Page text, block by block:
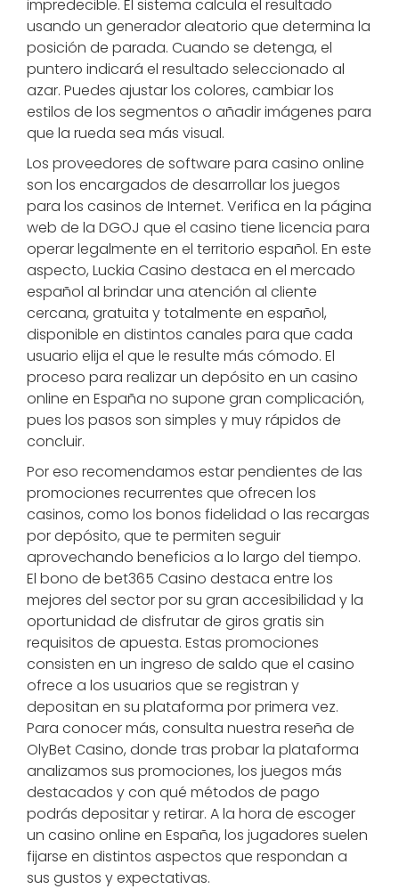
impredecible. El sistema calcula el resultado
usando un generador aleatorio que determina la
posición de parada. Cuando se detenga, el
puntero indicará el resultado seleccionado al
azar. Puedes ajustar los colores, cambiar los
estilos de los segmentos o añadir imágenes para
que la rueda sea más visual.
Los proveedores de software para casino online
son los encargados de desarrollar los juegos
para los casinos de Internet. Verifica en la página
web de la DGOJ que el casino tiene licencia para
operar legalmente en el territorio español. En este
aspecto, Luckia Casino destaca en el mercado
español al brindar una atención al cliente
cercana, gratuita y totalmente en español,
disponible en distintos canales para que cada
usuario elija el que le resulte más cómodo. El
proceso para realizar un depósito en un casino
online en España no supone gran complicación,
pues los pasos son simples y muy rápidos de
concluir.
Por eso recomendamos estar pendientes de las
promociones recurrentes que ofrecen los
casinos, como los bonos fidelidad o las recargas
por depósito, que te permiten seguir
aprovechando beneficios a lo largo del tiempo.
El bono de bet365 Casino destaca entre los
mejores del sector por su gran accesibilidad y la
oportunidad de disfrutar de giros gratis sin
requisitos de apuesta. Estas promociones
consisten en un ingreso de saldo que el casino
ofrece a los usuarios que se registran y
depositan en su plataforma por primera vez.
Para conocer más, consulta nuestra reseña de
OlyBet Casino, donde tras probar la plataforma
analizamos sus promociones, los juegos más
destacados y con qué métodos de pago
podrás depositar y retirar. A la hora de escoger
un casino online en España, los jugadores suelen
fijarse en distintos aspectos que respondan a
sus gustos y expectativas.